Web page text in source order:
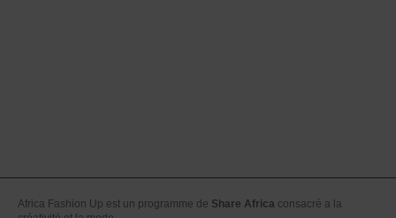
Africa Fashion Up est un programme de Share Africa consacré a la